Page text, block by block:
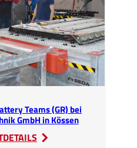
Teams (GR) bei
GmbH in Kössen
: